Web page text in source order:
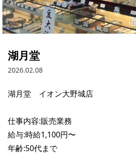
湖月堂
2026.02.08
湖月堂	イオン大野城店
仕事内容:販売業務
給与:時給1,100円〜
年齢:50代まで